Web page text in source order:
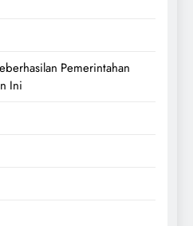
Pemerintahan
Ini